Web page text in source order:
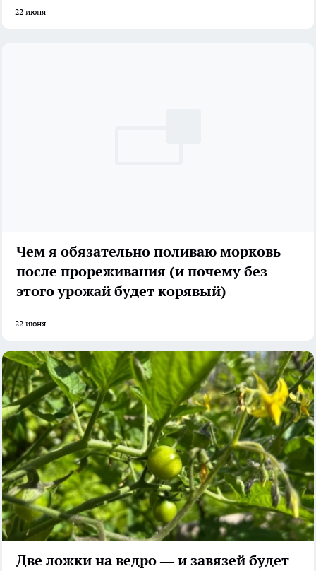
22 июня
Чем я обязательно поливаю морковь
после прореживания (и почему без
этого урожай будет корявый)
22 июня
Две ложки на ведро — и завязей будет